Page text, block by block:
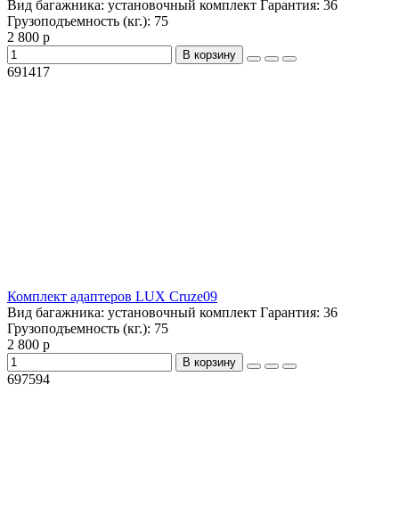
Вид багажника: установочный комплект Гарантия: 36
Грузоподъемность (кг.): 75
2 800 р
В корзину
691417
Комплект адаптеров LUX Cruze09
Вид багажника: установочный комплект Гарантия: 36
Грузоподъемность (кг.): 75
2 800 р
В корзину
697594